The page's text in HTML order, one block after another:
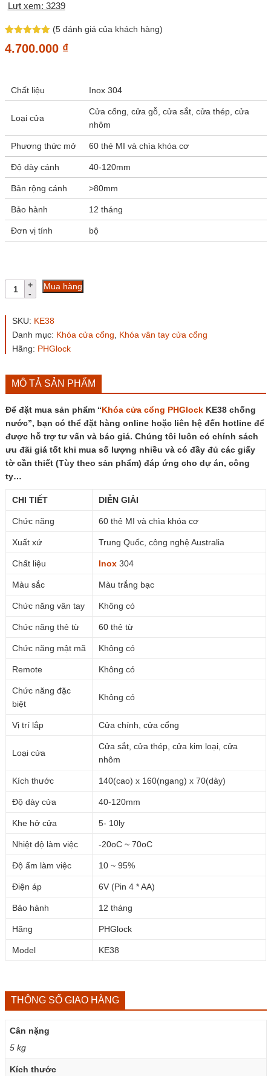
Lưt xem: 3239
dựa trên
(5 đánh giá của khách hàng)
4.700.000 ₫
Chất liệu Inox 304
Loại cửa
Cửa cổng, cửa gỗ, cửa sắt, cửa thép, cửa
nhôm
Phương thức mở 60 thẻ MI và chìa khóa cơ
Độ dày cánh 40-120mm
Bản rộng cánh >80mm
Bảo hành 12 tháng
Đơn vị tính bộ
Khóa
cửa
PHGlock
chống
nước
Mua hàng
SKU: KE38
Danh mục: Khóa cửa cổng
Khóa vân tay cửa cổng
Hãng: PHGlock
MÔ TẢ SẢN PHẨM
Để đặt mua sản phẩm “Khóa cửa cổng PHGlockKE38 chống
nước”, bạn có thể đặt hàng online hoặc liên hệ đến hotline để
được hỗ trợ tư vấn và báo giá. Chúng tôi luôn có chính sách
ưu đãi giá tốt khi mua số lượng nhiều và có đầy đủ các giấy
tờ cần thiết (Tùy theo sản phẩm) đáp ứng cho dự án, công
ty…
CHI TIẾT DIỄN GIẢI
Chức năng 60 thẻ MI và chìa khóa cơ
Xuất xứ Trung Quốc, công nghệ Australia
Chất liệu Inox304
Màu sắc Màu trắng bạc
Chức năng vân tay Không có
Chức năng thẻ từ 60 thẻ từ
Chức năng mật mã Không có
Remote Không có
Chức năng đặc
biệt
Không có
Vị trí lắp Cửa chính, cửa cổng
Loại cửa
Cửa sắt, cửa thép, cửa kim loại, cửa
nhôm
Kích thước 140(cao) x 160(ngang) x 70(dày)
Độ dày cửa 40-120mm
Khe hở cửa 5- 10ly
Nhiệt độ làm việc -20oC ~ 70oC
Độ ẩm làm việc 10 ~ 95%
Điện áp 6V (Pin 4 * AA)
Bảo hành 12 tháng
Hãng PHGlock
Model KE38
THÔNG SỐ GIAO HÀNG
Cân nặng
5 kg
Kích thước